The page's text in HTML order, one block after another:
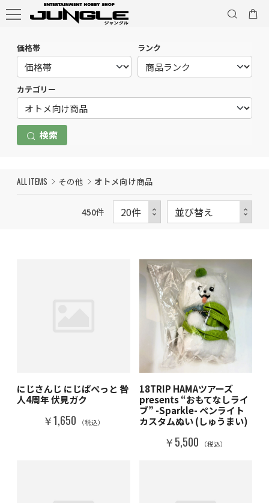
価格帯 ランク
カテゴリー
検索
ALL ITEMS その他 オトメ向け商品
450件
にじさんじ にじぱぺっと 咎
人4周年 伏見ガク
￥1,650 （税込）
18TRIP HAMAツアーズ
presents “おもてなしライ
ブ” -Sparkle- ペンライト
カスタムぬい (しゅうまい)
￥5,500 （税込）